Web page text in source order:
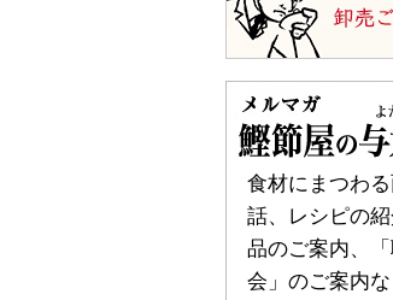
食材にまつわ
話、レシピの
品のご案内、
会」のご案内